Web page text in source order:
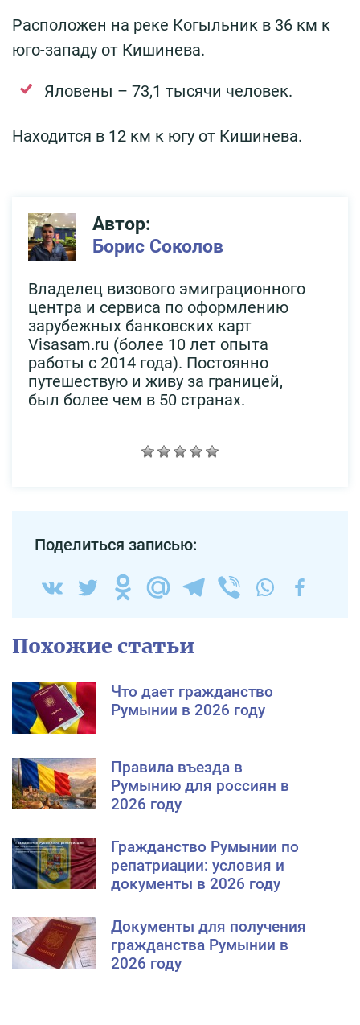
Расположен на реке Когыльник в 36 км к
юго-западу от Кишинева.
Яловены – 73,1 тысячи человек.
Находится в 12 км к югу от Кишинева.
Автор:
Борис Соколов
Владелец визового эмиграционного
центра и сервиса по оформлению
зарубежных банковских карт
Visasam.ru (более 10 лет опыта
работы с 2014 года). Постоянно
путешествую и живу за границей,
был более чем в 50 странах.
Поделиться записью:
Похожие статьи
Что дает гражданство
Румынии в 2026 году
Правила въезда в
Румынию для россиян в
2026 году
Гражданство Румынии по
репатриации: условия и
документы в 2026 году
Документы для получения
гражданства Румынии в
2026 году